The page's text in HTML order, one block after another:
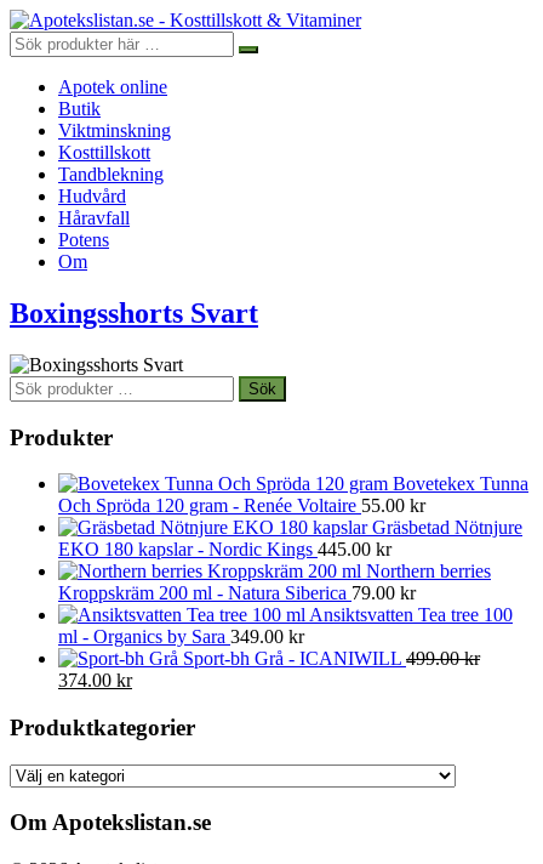
Apotek online
Butik
Viktminskning
Kosttillskott
Tandblekning
Hudvård
Håravfall
Potens
Om
Boxingsshorts Svart
Sök
efter:
Sök
Produkter
Bovetekex Tunna
Och Spröda 120 gram - Renée Voltaire 55.00 kr
Gräsbetad Nötnjure
EKO 180 kapslar - Nordic Kings 445.00 kr
Northern berries
Kroppskräm 200 ml - Natura Siberica 79.00 kr
Ansiktsvatten Tea tree 100
ml - Organics by Sara 349.00 kr
Sport-bh Grå - ICANIWILL 499.00kr
Det
priset
499.00 kr.
374.00 krDet
priset
är:
374.00 kr.
Produktkategorier
Om Apotekslistan.se